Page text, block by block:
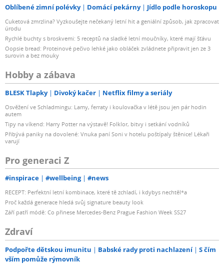
Oblíbené zimní polévky Domácí pekárny Jídlo podle horoskopu
Cuketová zmrzlina? Vyzkoušejte nečekaný letní hit a geniální způsob, jak zpracovat
úrodu
Rychlé buchty s broskvemi: 5 receptů na sladké letní moučníky, které mají šťávu
Oopsie bread: Proteinové pečivo lehké jako obláček zvládnete připravit jen ze 3
surovin a bez mouky
Hobby a zábava
BLESK Tlapky Divoký kačer Netflix filmy a seriály
Osvěžení ve Schladmingu: Lamy, ferraty i koulovačka v létě jsou jen pár hodin
autem
Tipy na víkend: Harry Potter na výstavě! Folklor, bitvy i setkání vodníků
Přibývá paniky na dovolené: Vnuka paní Soni v hotelu poštípaly štěnice! Lékaři
varují
Pro generaci Z
#inspirace #wellbeing #news
RECEPT: Perfektní letní kombinace, které tě zchladí, i kdybys nechtěl*a
Proč každá generace hledá svůj signature beauty look
Září patří módě: Co přinese Mercedes-Benz Prague Fashion Week SS27
Zdraví
Podpořte dětskou imunitu Babské rady proti nachlazení
S čím
vším pomůže rýmovník